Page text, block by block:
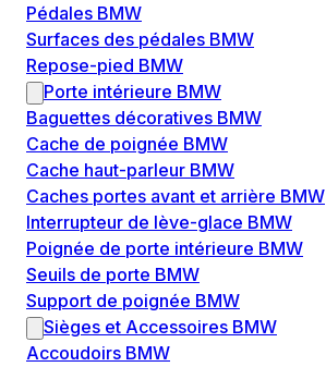
Pédales BMW
Surfaces des pédales BMW
Repose-pied BMW
Porte intérieure BMW
Baguettes décoratives BMW
Cache de poignée BMW
Cache haut-parleur BMW
Caches portes avant et arrière BMW
Interrupteur de lève-glace BMW
Poignée de porte intérieure BMW
Seuils de porte BMW
Support de poignée BMW
Sièges et Accessoires BMW
Accoudoirs BMW